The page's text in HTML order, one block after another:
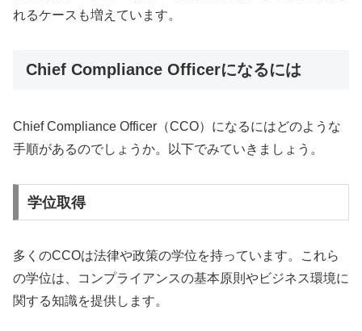
れるケースも増えています。
Chief Compliance Officerになるには
Chief Compliance Officer（CCO）になるにはどのような
手順があるのでしょうか。以下でみていきましょう。
学位取得
多くのCCOは法律や政策の学位を持っています。これら
の学位は、コンプライアンスの基本原則やビジネス環境に
関する知識を提供します。